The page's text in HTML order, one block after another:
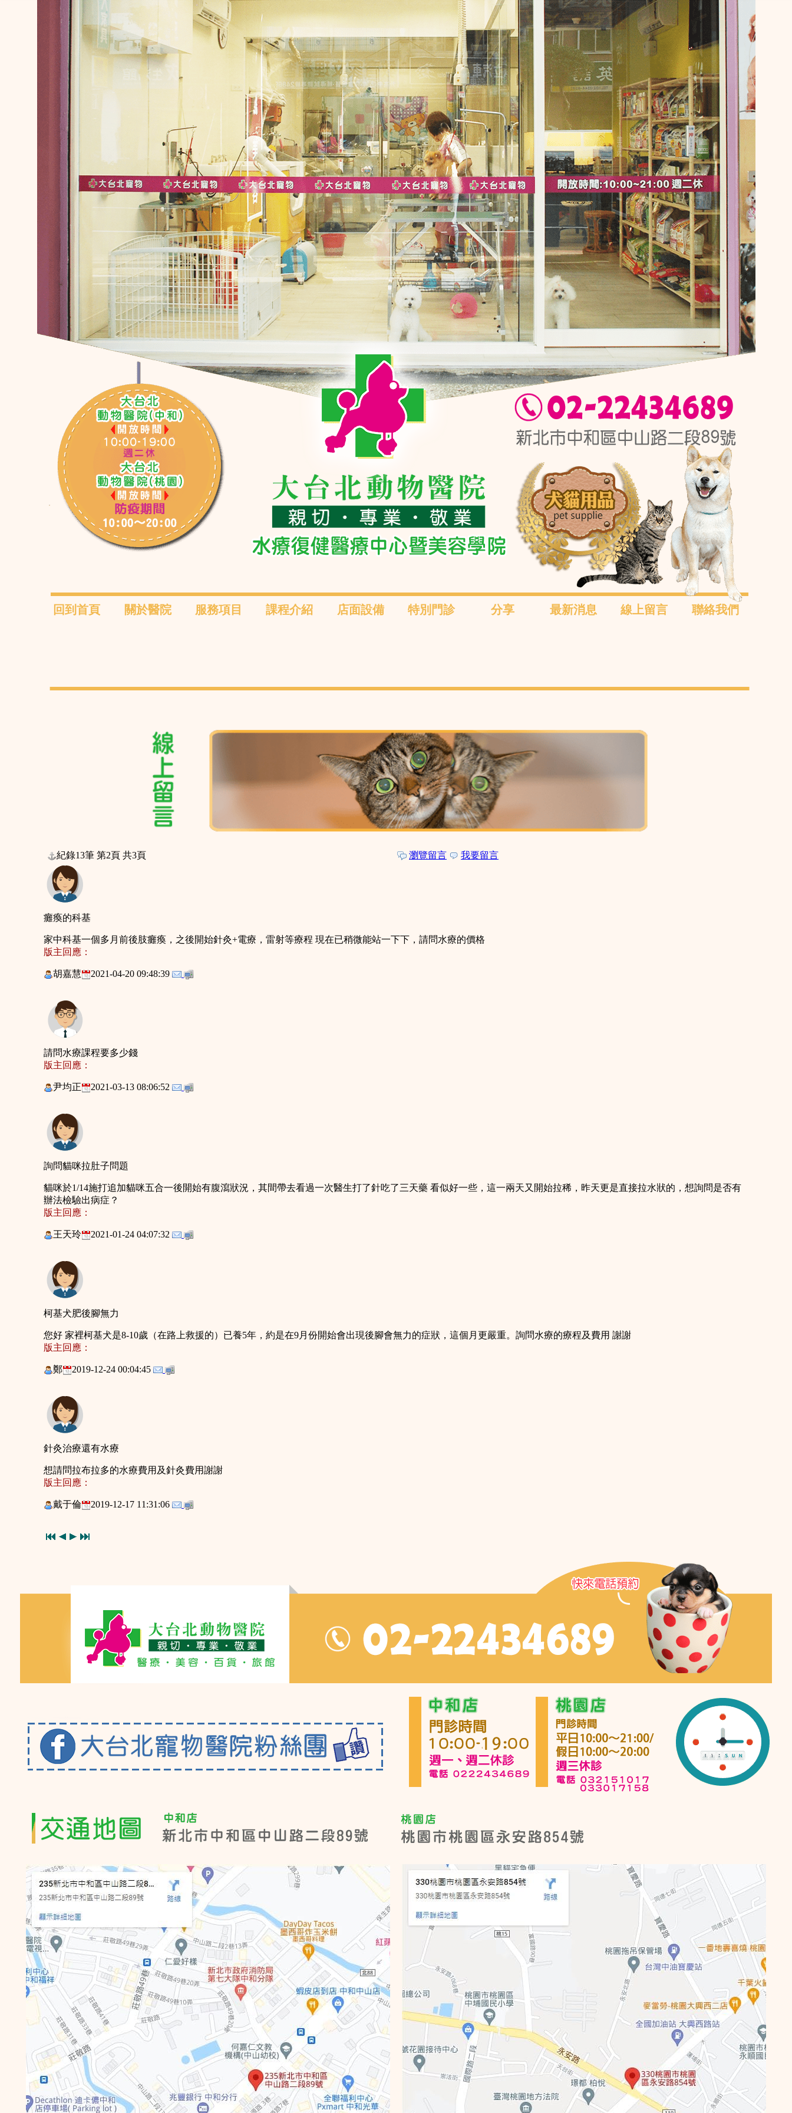
回到首頁 關於醫院 服務項目 課程介紹 店面設備 特別門診 分享 最新消息 線上留言 聯絡我們
紀錄13筆 第2頁 共3頁 瀏覽留言 我要留言
癱瘓的科基
家中科基一個多月前後肢癱瘓，之後開始針灸+電療，雷射等療程 現在已稍微能站一下下，請問水療的價格
版主回應：
胡嘉慧 2021-04-20 09:48:39
請問水療課程要多少錢
版主回應：
尹均正 2021-03-13 08:06:52
詢問貓咪拉肚子問題
貓咪於1/14施打追加貓咪五合一後開始有腹瀉狀況，其間帶去看過一次醫生打了針吃了三天藥 看似好一些，這一兩天又開始拉稀，昨天更是直接拉水狀的，想詢問是否有
辦法檢驗出病症？
版主回應：
王天玲 2021-01-24 04:07:32
柯基犬肥後腳無力
您好 家裡柯基犬是8-10歲（在路上救援的）已養5年，約是在9月份開始會出現後腳會無力的症狀，這個月更嚴重。詢問水療的療程及費用 謝謝
版主回應：
鄭 2019-12-24 00:04:45
針灸治療還有水療
想請問拉布拉多的水療費用及針灸費用謝謝
版主回應：
戴于倫 2019-12-17 11:31:06